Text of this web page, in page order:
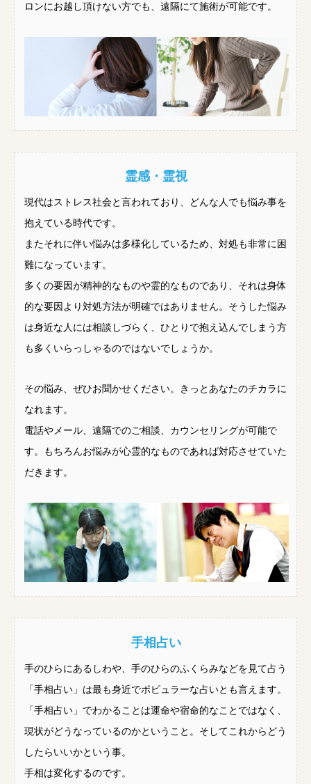
ロンにお越し頂けない方でも、遠隔にて施術が可能です。
霊感・霊視
現代はストレス社会と言われており、どんな人でも悩み事を
抱えている時代です。
またそれに伴い悩みは多様化しているため、対処も非常に困
難になっています。
多くの要因が精神的なものや霊的なものであり、それは身体
的な要因より対処方法が明確ではありません。そうした悩み
は身近な人には相談しづらく、ひとりで抱え込んでしまう方
も多くいらっしゃるのではないでしょうか。
その悩み、ぜひお聞かせください。きっとあなたのチカラに
なれます。
電話やメール、遠隔でのご相談、カウンセリングが可能で
す。もちろんお悩みが心霊的なものであれば対応させていた
だきます。
手相占い
手のひらにあるしわや、手のひらのふくらみなどを見て占う
「手相占い」は最も身近でポピュラーな占いとも言えます。
「手相占い」でわかることは運命や宿命的なことではなく、
現状がどうなっているのかということ。そしてこれからどう
したらいいかという事。
手相は変化するのです。